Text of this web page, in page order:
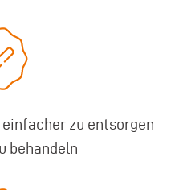
zu entsorgen
behandeln